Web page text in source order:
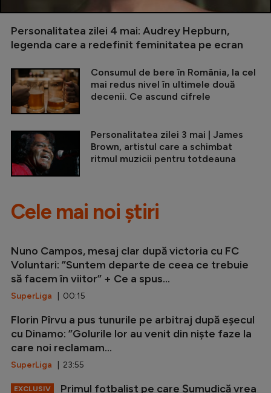
Personalitatea zilei 4 mai: Audrey Hepburn,
legenda care a redefinit feminitatea pe ecran
Consumul de bere în România, la cel
mai redus nivel în ultimele două
decenii. Ce ascund cifrele
Personalitatea zilei 3 mai | James
Brown, artistul care a schimbat
ritmul muzicii pentru totdeauna
Cele mai noi știri
Nuno Campos, mesaj clar după victoria cu FC
Voluntari: ”Suntem departe de ceea ce trebuie
să facem în viitor” + Ce a spus...
SuperLiga | 00:15
Florin Pîrvu a pus tunurile pe arbitraj după eșecul
cu Dinamo: ”Golurile lor au venit din niște faze la
care noi reclamam...
SuperLiga | 23:55
EXCLUSIV
Primul fotbalist pe care Șumudică vrea